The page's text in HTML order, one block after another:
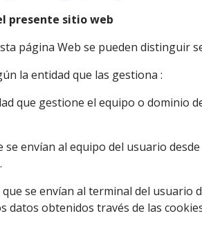
presente sitio web
página Web se pueden distinguir
la entidad que las gestiona :
que gestione el equipo o dominio
se envían al equipo del usuario
que se envían al terminal del
datos obtenidos través de las